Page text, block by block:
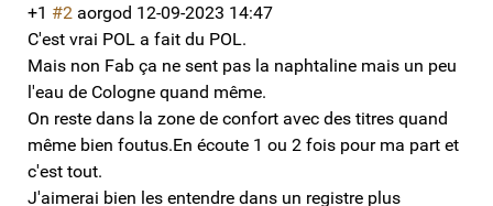
+1 #2 aorgod 12-09-2023 14:47
C'est vrai POL a fait du POL.
Mais non Fab ça ne sent pas la naphtaline mais un peu
l'eau de Cologne quand même.
On reste dans la zone de confort avec des titres quand
même bien foutus.En écoute 1 ou 2 fois pour ma part et
c'est tout.
J'aimerai bien les entendre dans un registre plus